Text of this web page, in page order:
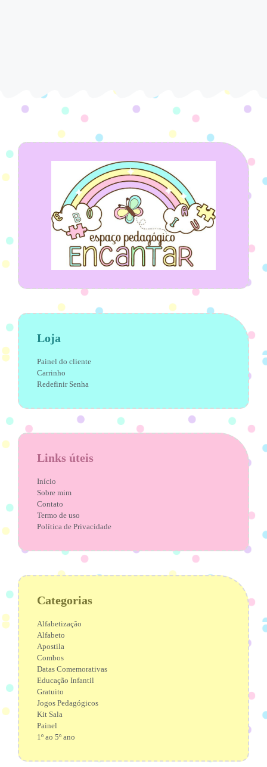
Loja
Painel do cliente
Carrinho
Redefinir Senha
Links úteis
Início
Sobre mim
Contato
Termo de uso
Política de Privacidade
Categorias
Alfabetização
Alfabeto
Apostila
Combos
Datas Comemorativas
Educação Infantil
Gratuito
Jogos Pedagógicos
Kit Sala
Painel
1º ao 5º ano